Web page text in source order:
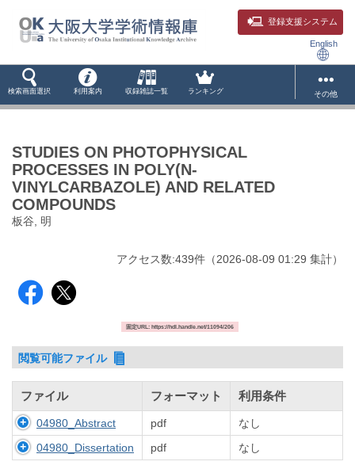
登録支援システム
English
検索画面選択 利用案内 収録雑誌一覧 ランキング その他
STUDIES ON PHOTOPHYSICAL
PROCESSES IN POLY(N-
VINYLCARBAZOLE) AND RELATED
COMPOUNDS
板谷, 明
アクセス数:439件 （2026-08-09 01:29 集計）
固定URL: https://hdl.handle.net/11094/206
閲覧可能ファイル
ファイル フォーマット 利用条件
04980_Abstract pdf
なし
04980_Dissertation
pdf なし